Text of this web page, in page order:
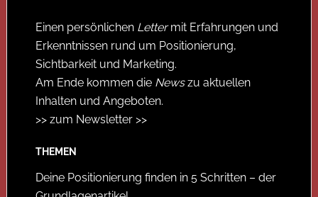
Einen persönlichen Lettermit Erfahrungen und
Erkenntnissen rund um Positionierung,
Sichtbarkeit und Marketing.
Am Ende kommen die Newszu aktuellen
Inhalten und Angeboten.
>> zum Newsletter >>
THEMEN
Deine Positionierung finden in 5 Schritten – der